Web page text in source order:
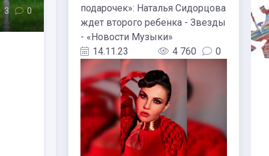
3 0
подарочек»: Наталья Сидорцова
ждет второго ребенка - Звезды
- «Новости Музыки»
14.11.23
4 760 0